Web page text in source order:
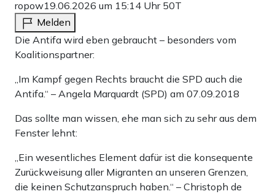
ropow19.06.2026 um 15:14 Uhr 50T
Melden
Die Antifa wird eben gebraucht – besonders vom
Koalitionspartner:
„Im Kampf gegen Rechts braucht die SPD auch die
Antifa.“ – Angela Marquardt (SPD) am 07.09.2018
Das sollte man wissen, ehe man sich zu sehr aus dem
Fenster lehnt:
„Ein wesentliches Element dafür ist die konsequente
Zurückweisung aller Migranten an unseren Grenzen,
die keinen Schutzanspruch haben.“ – Christoph de